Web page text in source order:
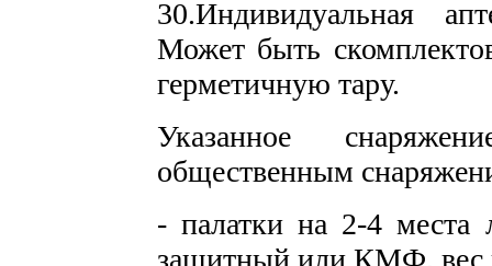
30.Индивидуальная
Может быть
герметичную тару.
Указанное
общественным
- палатки на 2-4 места
защитный или КМФ, вес